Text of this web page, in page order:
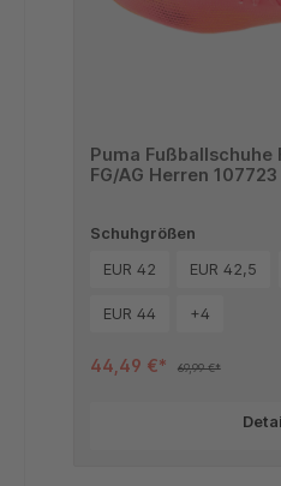
Puma Fußballschuhe
FG/AG Herren
Schuhgrößen
EUR 42
EUR 42,5
EUR 44 +4
44,49 €* 69,99 €*